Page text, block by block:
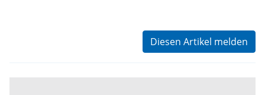
Diesen Artikel melden